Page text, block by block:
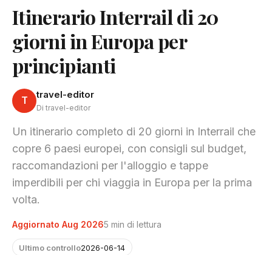
Itinerario Interrail di 20
giorni in Europa per
principianti
T travel-editor
Di travel-editor
Un itinerario completo di 20 giorni in Interrail che
copre 6 paesi europei, con consigli sul budget,
raccomandazioni per l'alloggio e tappe
imperdibili per chi viaggia in Europa per la prima
volta.
Aggiornato Aug 20265 min di lettura
Ultimo controllo2026-06-14